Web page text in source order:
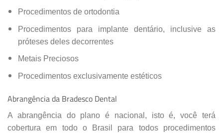
Procedimentos de ortodontia
Procedimentos para implante dentário, inclusive as
próteses deles decorrentes
Metais Preciosos
Procedimentos exclusivamente estéticos
Abrangência da Bradesco Dental
A abrangência do plano é nacional, isto é, você terá
cobertura em todo o Brasil para todos procedimentos